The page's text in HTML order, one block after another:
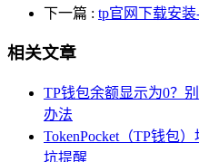
下一篇 : tp官网下载安
相关文章
TP钱包余额显示为0？
办法
TokenPocket（TP钱包
坑提醒